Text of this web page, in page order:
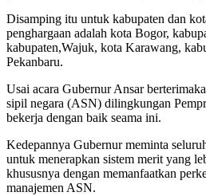
Disamping itu untuk kabupaten dan
penghargaan adalah kota Bogor,
kabupaten,Wajuk, kota Karawang,
Pekanbaru.
Usai acara Gubernur Ansar
sipil negara (ASN) dilingkungan
bekerja dengan baik seama ini.
Kedepannya Gubernur meminta
untuk menerapkan sistem merit yang
khususnya dengan memanfaatkan
manajemen ASN.